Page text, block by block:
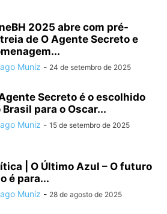
2025 abre com pré-
de O Agente Secreto e
Muniz - 24 de setembro de 2025
Secreto é o escolhido
Brasil para o Oscar...
Muniz - 15 de setembro de 2025
| O Último Azul – O futuro
é para...
Muniz - 28 de agosto de 2025